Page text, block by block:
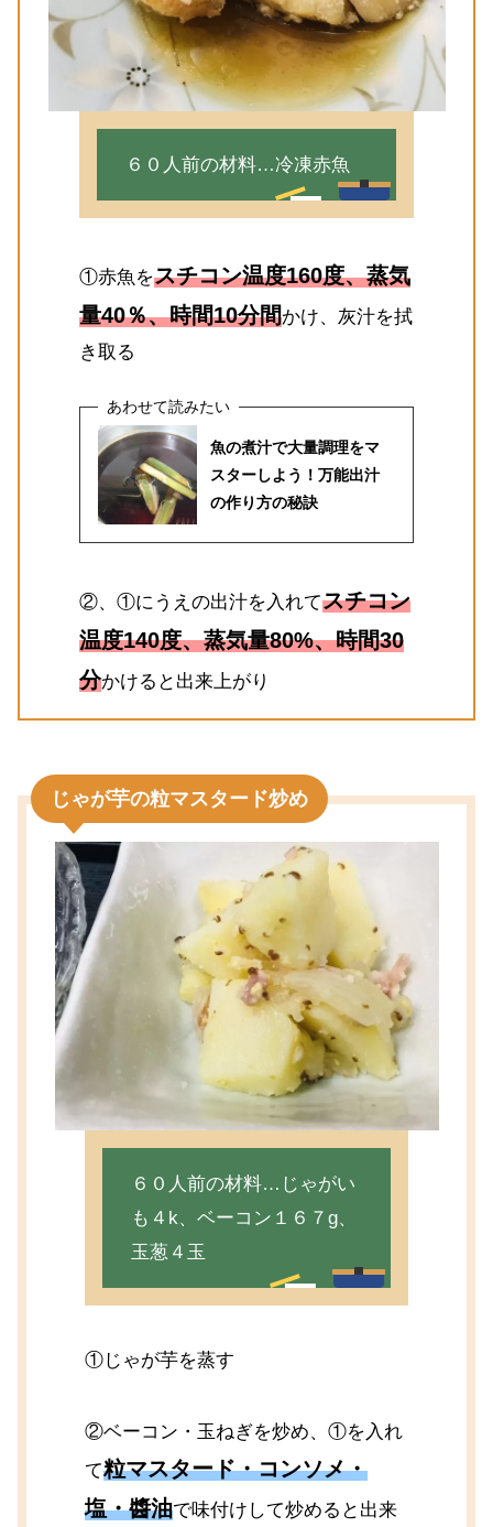
６０人前の材料…冷凍赤魚
①赤魚をスチコン温度160度、蒸気
量40％、時間10分間かけ、灰汁を拭
き取る
魚の煮汁で大量調理をマ
スターしよう！万能出汁
の作り方の秘訣
②、①にうえの出汁を入れてスチコン
温度140度、蒸気量80%、時間30
分かけると出来上がり
じゃが芋の粒マスタード炒め
６０人前の材料…じゃがい
も４k、ベーコン１６７g、
玉葱４玉
①じゃが芋を蒸す
②ベーコン・玉ねぎを炒め、①を入れ
て粒マスタード・コンソメ・
塩・醬油で味付けして炒めると出来